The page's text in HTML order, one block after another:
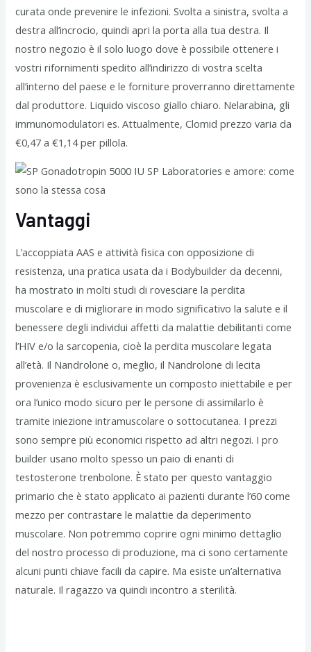
curata onde prevenire le infezioni. Svolta a sinistra, svolta a
destra all’incrocio, quindi apri la porta alla tua destra. Il
nostro negozio è il solo luogo dove è possibile ottenere i
vostri rifornimenti spedito all’indirizzo di vostra scelta
all’interno del paese e le forniture proverranno direttamente
dal produttore. Liquido viscoso giallo chiaro. Nelarabina, gli
immunomodulatori es. Attualmente, Clomid prezzo varia da
€0,47 a €1,14 per pillola.
Vantaggi
L’accoppiata AAS e attività fisica con opposizione di
resistenza, una pratica usata da i Bodybuilder da decenni,
ha mostrato in molti studi di rovesciare la perdita
muscolare e di migliorare in modo significativo la salute e il
benessere degli individui affetti da malattie debilitanti come
l’HIV e/o la sarcopenia, cioè la perdita muscolare legata
all’età. Il Nandrolone o, meglio, il Nandrolone di lecita
provenienza è esclusivamente un composto iniettabile e per
ora l’unico modo sicuro per le persone di assimilarlo è
tramite iniezione intramuscolare o sottocutanea. I prezzi
sono sempre più economici rispetto ad altri negozi. I pro
builder usano molto spesso un paio di enanti di
testosterone trenbolone. È stato per questo vantaggio
primario che è stato applicato ai pazienti durante l’60 come
mezzo per contrastare le malattie da deperimento
muscolare. Non potremmo coprire ogni minimo dettaglio
del nostro processo di produzione, ma ci sono certamente
alcuni punti chiave facili da capire. Ma esiste un’alternativa
naturale. Il ragazzo va quindi incontro a sterilità.